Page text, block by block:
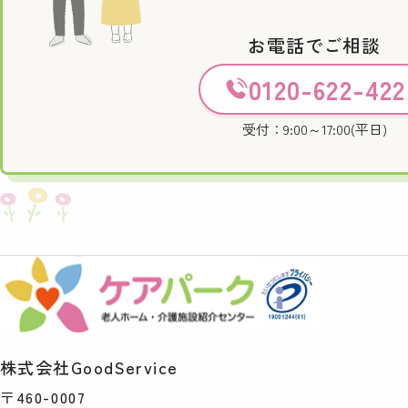
お電話でご相談
0120-622-422
受付：9:00～17:00(平日)
株式会社GoodService
〒460-0007